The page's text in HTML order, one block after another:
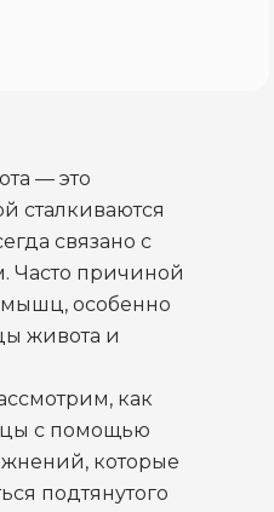
— это
сталкиваются
связано с
Часто причиной
мышц, особенно
живота и
как
с помощью
которые
подтянутого